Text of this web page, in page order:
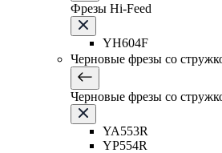
Фрезы Hi-Feed
YH604F
Черновые фрезы со
Черновые фрезы со
YA553R
YP554R